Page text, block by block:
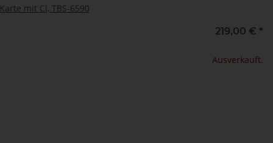
mit CI, TBS-6590
219,00 € *
Ausverkauft.